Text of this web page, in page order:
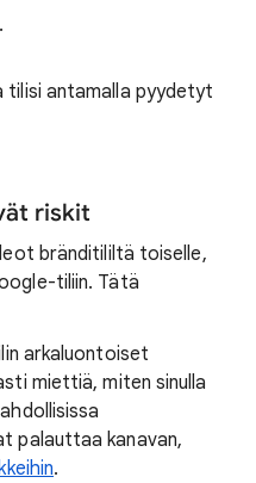
.
tilisi antamalla pyydetyt
riskit
bränditililtä toiselle,
tiliin. Tätä
arkaluontoiset
miettiä, miten sinulla
palauttaa kanavan,
.